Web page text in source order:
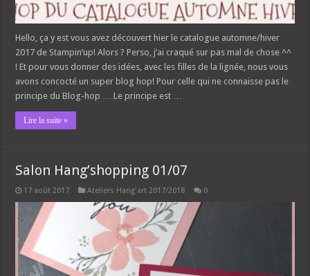
Hello, ça y est vous avez découvert hier le catalogue automne/hiver
2017 de Stampin’up! Alors ? Perso, j’ai craqué sur pas mal de chose ^^
! Et pour vous donner des idées, avec les filles de la lignée, nous vous
avons concocté un super blog hop! Pour celle qui ne connaisse pas le
principe du Blog-hop … Le principe est …
Lire la suite »
Salon Hang’shopping 01/07
17 août 2017 Ateliers Hang'art 2017/2018 0